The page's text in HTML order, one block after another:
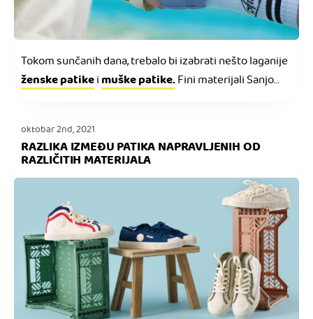
Tokom sunčanih dana, trebalo bi izabrati nešto laganije
ženske patikei muške patike.Fini materijali Sanjo
oktobar 2nd, 2021
RAZLIKA IZMEĐU PATIKA NAPRAVLJENIH OD
RAZLIČITIH MATERIJALA